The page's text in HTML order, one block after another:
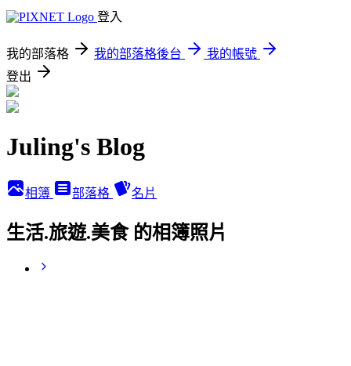
登入
我的部落格 我的部落格後台
我的帳號
登出
Juling's Blog
相簿 部落格 名片
生活.旅遊.美食 的相簿照片